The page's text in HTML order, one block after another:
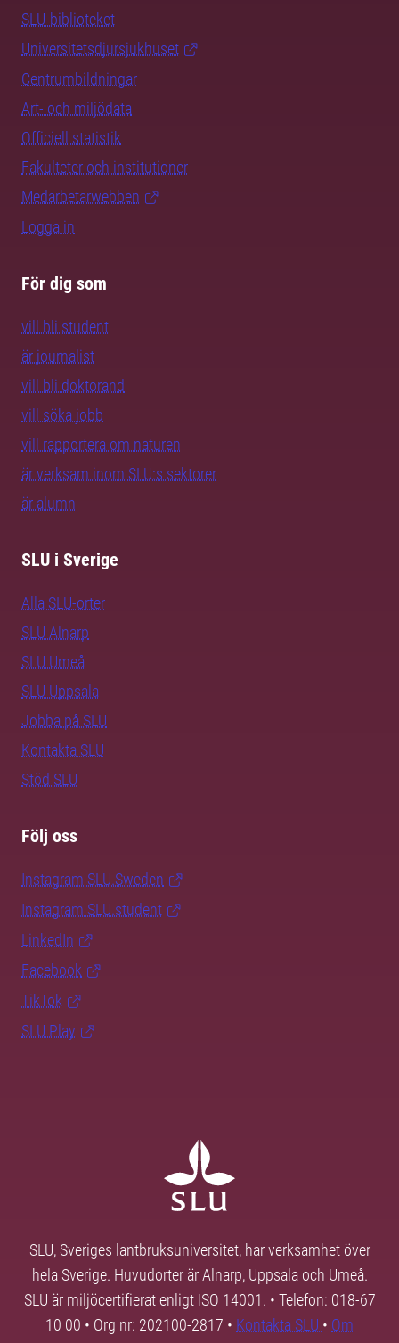
SLU-biblioteket
Universitetsdjursjukhuset
Centrumbildningar
Art- och miljödata
Officiell statistik
Fakulteter och institutioner
Medarbetarwebben
Logga in
För dig som
vill bli student
är journalist
vill bli doktorand
vill söka jobb
vill rapportera om naturen
är verksam inom SLU:s sektorer
är alumn
SLU i Sverige
Alla SLU-orter
SLU Alnarp
SLU Umeå
SLU Uppsala
Jobba på SLU
Kontakta SLU
Stöd SLU
Följ oss
Instagram SLU.Sweden
Instagram SLU.student
LinkedIn
Facebook
TikTok
SLU Play
SLU, Sveriges lantbruksuniversitet, har verksamhet över
hela Sverige. Huvudorter är Alnarp, Uppsala och Umeå.
SLU är miljöcertifierat enligt ISO 14001. • Telefon: 018-67
10 00 • Org nr: 202100-2817 • Kontakta SLU • Om